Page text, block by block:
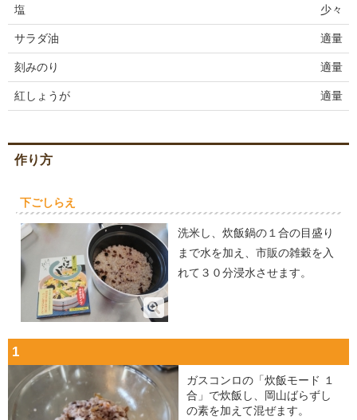
塩 少々
サラダ油 適量
刻みのり 適量
紅しょうが 適量
作り方
下ごしらえ
洗米し、炊飯鍋の１合の目盛り
まで水を加え、市販の雑穀を入
れて３０分浸水させます。
1
ガスコンロの「炊飯モード １
合」で炊飯し、岡山ばらずし
の素を加えて混ぜます。